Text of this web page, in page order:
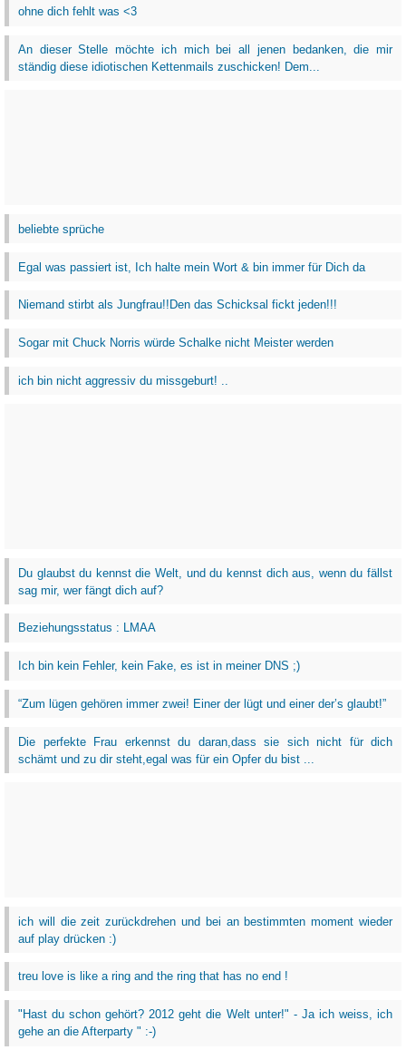
ohne dich fehlt was <3
An dieser Stelle möchte ich mich bei all jenen bedanken, die mir
ständig diese idiotischen Kettenmails zuschicken! Dem...
beliebte sprüche
Egal was passiert ist, Ich halte mein Wort & bin immer für Dich da
Niemand stirbt als Jungfrau!!Den das Schicksal fickt jeden!!!
Sogar mit Chuck Norris würde Schalke nicht Meister werden
ich bin nicht aggressiv du missgeburt! ..
Du glaubst du kennst die Welt, und du kennst dich aus, wenn du fällst
sag mir, wer fängt dich auf?
Beziehungsstatus : LMAA
Ich bin kein Fehler, kein Fake, es ist in meiner DNS ;)
“Zum lügen gehören immer zwei! Einer der lügt und einer der’s glaubt!”
Die perfekte Frau erkennst du daran,dass sie sich nicht für dich
schämt und zu dir steht,egal was für ein Opfer du bist ...
ich will die zeit zurückdrehen und bei an bestimmten moment wieder
auf play drücken :)
treu love is like a ring and the ring that has no end !
"Hast du schon gehört? 2012 geht die Welt unter!" - Ja ich weiss, ich
gehe an die Afterparty " :-)